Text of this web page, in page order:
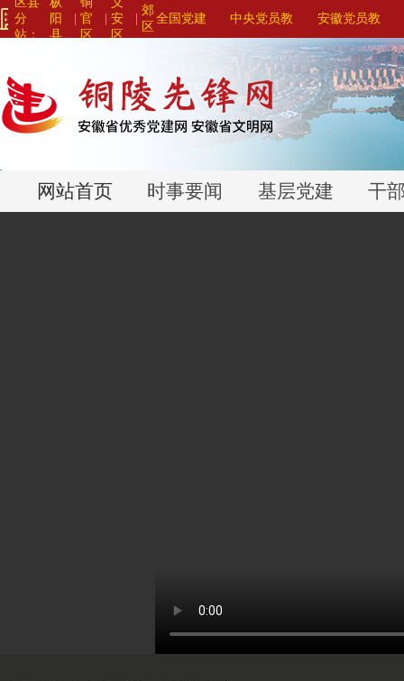
分
站：
阳
县
官
区
|安
区
|
郊
区
全国党建 中央党员教
育系列平台>
>
安徽党员教
育系列平台>
>
网站首页 时事要闻 基层党建 干